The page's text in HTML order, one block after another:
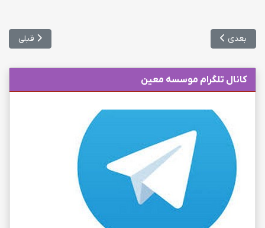
مطلب
قبلی مطلب بعدی: اعلام آمار موسسات مجاز اعزام دانشجو به خارج
بعدی
کانال تلگرام موسسه معین